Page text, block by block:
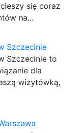
się coraz
na…
Szczecinie
Szczecinie to
dla
wizytówką,